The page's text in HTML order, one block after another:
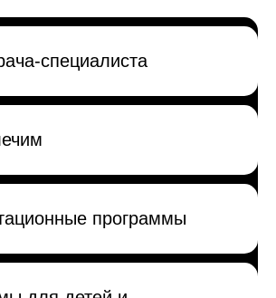
специалиста
программы